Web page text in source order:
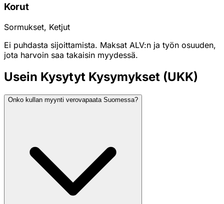
Korut
Sormukset, Ketjut
Ei puhdasta sijoittamista. Maksat ALV:n ja työn osuuden,
jota harvoin saa takaisin myydessä.
Usein Kysytyt Kysymykset (UKK)
Onko kullan myynti verovapaata Suomessa?